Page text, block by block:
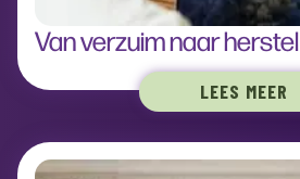
Van verzuim naar herstel
LEES MEER